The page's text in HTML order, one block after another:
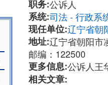
职务:公诉人
系统:司法 - 行政系
现任单位:辽宁省朝
地址:辽宁省朝阳市
邮编：122500
更多信息:公诉人王
相关文章: